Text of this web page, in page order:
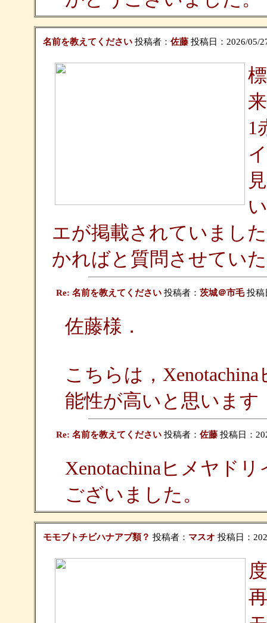
名前を教えてください投稿者： 佐藤 投稿日：2026/05/
1
エが掲載されていまし
かればと質問させてい
Re: 名前を教えてください投稿者： 茨城＠市毛投稿
佐藤様．
こちらは，
能性が高いと思います
Re: 名前を教えてください投稿者： 佐藤 投稿日：
Xenotachinaヒメヤド
ございました。
モモブトチビハナアブ類？ 投稿者： マスオ 投稿日：